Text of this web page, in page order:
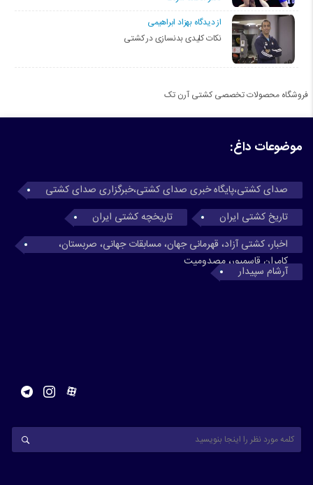
از دیدگاه بهزاد ابراهیمی
نکات کلیدی بدنسازی در کشتی
فروشگاه محصولات تخصصی کشتی آرن تک
موضوعات داغ:
صدای کشتی،پایگاه خبری صدای کشتی،خبرگزاری صدای کشتی
تاریخ کشتی ایران
تاریخچه کشتی ایران
اخبار، کشتی آزاد، قهرمانی جهان، مسابقات جهانی، صربستان،
کامران قاسمپور، مصدومیت
آرشام سپیدار